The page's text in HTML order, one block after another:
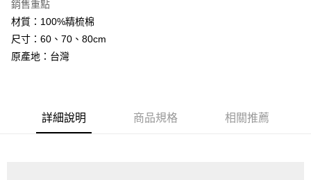
買賣價金債權讓與本公司後，依約使用本公司帳單繳交帳款。
2.基於同意付款使用「大哥付你分期」之契約關係目的，商店將以您的個人
資料（包含姓名、電話或地址）提供予台灣大哥大進項蒐集、處理及利用，
由本公司與您本人進行分期帳單所需資料之確認、核對及更正。
3.完整用戶服務條款，請詳閱以下連結：
購買商品的店家。未經商家同意取消之訂單仍視為有效，需透過AFTEE先享
後付繳納相關費用。
是否繳費成功／繳費後需取消欲退款等相關疑問，請聯繫「AFTEE先享後付
客戶支援中心」
權轉讓予恩沛科技股份有限公司。
２．關於個人資料處理事宜，請瀏覽以下網址：
每筆NT$60，滿NT$1,000(含以上)免運費
每筆NT$60，滿NT$1,000(含以上)免運費
銷售重點
材質：100%精梳棉
尺寸：60、70、80cm
原產地：台灣
詳細說明 商品規格 相關推薦